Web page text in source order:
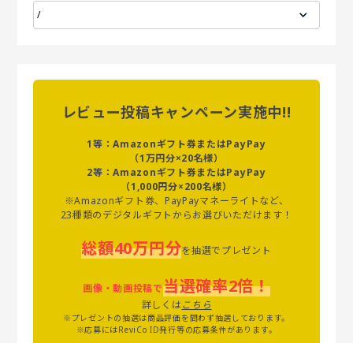
レビュー投稿キャンペーン実施中!!
1等：Amazonギフト券またはPayPay
（1万円分×20名様）
2等：Amazonギフト券またはPayPay
（1,000円分×200名様）
※Amazonギフト券、PayPayマネーライトなど、
23種類のデジタルギフトからお選びいただけます！
総額40万円分を抽選でプレゼント
画像・動画投稿で当選確率2倍！
詳しくはこちら
※プレゼントの抽選は商品評価を問わず抽選しております。
※応募にはReviCo ID発行等の応募条件があります。